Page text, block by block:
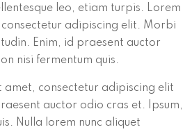
leo, etiam turpis. Lorem
adipiscing elit. Morbi
Enim, id praesent auctor
nisi fermentum quis.
amet, consectetur adipiscing elit
auctor odio cras et. Ipsum,
Nulla lorem nunc aliquet